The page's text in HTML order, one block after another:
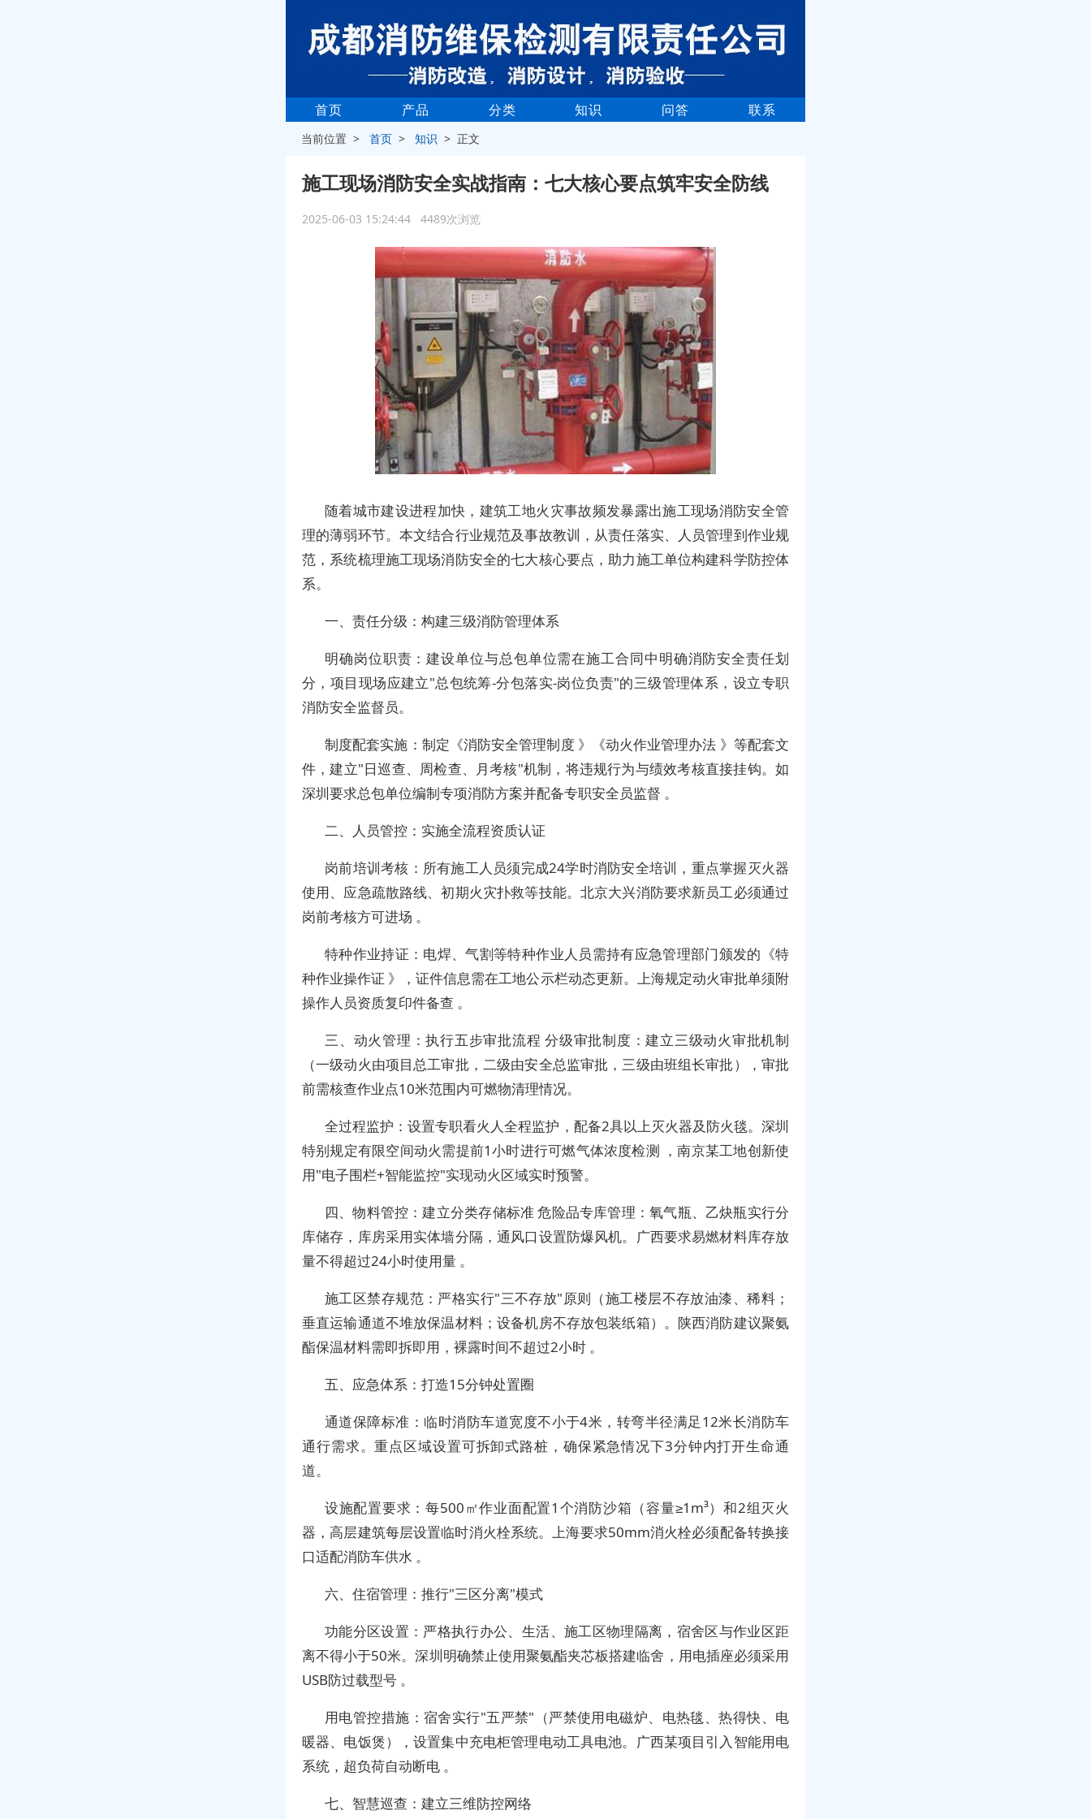
首页 产品 分类 知识 问答 联系
当前位置 >首页 >知识 > 正文
施工现场消防安全实战指南：七大核心要点筑牢安全防线
2025-06-03 15:24:44 4489次浏览
随着城市建设进程加快，建筑工地火灾事故频发暴露出施工现场消防安全管
理的薄弱环节。本文结合行业规范及事故教训，从责任落实、人员管理到作业规
范，系统梳理施工现场消防安全的七大核心要点，助力施工单位构建科学防控体
系。
一、责任分级：构建三级消防管理体系
明确岗位职责：建设单位与总包单位需在施工合同中明确消防安全责任划
分，项目现场应建立"总包统筹-分包落实-岗位负责"的三级管理体系，设立专职
消防安全监督员。
制度配套实施：制定《消防安全管理制度 》《动火作业管理办法 》等配套文
件，建立"日巡查、周检查、月考核"机制，将违规行为与绩效考核直接挂钩。如
深圳要求总包单位编制专项消防方案并配备专职安全员监督 。
二、人员管控：实施全流程资质认证
岗前培训考核：所有施工人员须完成24学时消防安全培训，重点掌握灭火器
使用、应急疏散路线、初期火灾扑救等技能。北京大兴消防要求新员工必须通过
岗前考核方可进场 。
特种作业持证：电焊、气割等特种作业人员需持有应急管理部门颁发的《特
种作业操作证 》，证件信息需在工地公示栏动态更新。上海规定动火审批单须附
操作人员资质复印件备查 。
三、动火管理：执行五步审批流程 分级审批制度：建立三级动火审批机制
（一级动火由项目总工审批，二级由安全总监审批，三级由班组长审批），审批
前需核查作业点10米范围内可燃物清理情况。
全过程监护：设置专职看火人全程监护，配备2具以上灭火器及防火毯。深圳
特别规定有限空间动火需提前1小时进行可燃气体浓度检测 ，南京某工地创新使
用"电子围栏+智能监控"实现动火区域实时预警。
四、物料管控：建立分类存储标准 危险品专库管理：氧气瓶、乙炔瓶实行分
库储存，库房采用实体墙分隔，通风口设置防爆风机。广西要求易燃材料库存放
量不得超过24小时使用量 。
施工区禁存规范：严格实行"三不存放"原则（施工楼层不存放油漆、稀料；
垂直运输通道不堆放保温材料；设备机房不存放包装纸箱）。陕西消防建议聚氨
酯保温材料需即拆即用，裸露时间不超过2小时 。
五、应急体系：打造15分钟处置圈
通道保障标准：临时消防车道宽度不小于4米，转弯半径满足12米长消防车
通行需求。重点区域设置可拆卸式路桩，确保紧急情况下3分钟内打开生命通
道。
设施配置要求：每500㎡作业面配置1个消防沙箱（容量≥1m³）和2组灭火
器，高层建筑每层设置临时消火栓系统。上海要求50mm消火栓必须配备转换接
口适配消防车供水 。
六、住宿管理：推行"三区分离"模式
功能分区设置：严格执行办公、生活、施工区物理隔离，宿舍区与作业区距
离不得小于50米。深圳明确禁止使用聚氨酯夹芯板搭建临舍，用电插座必须采用
USB防过载型号 。
用电管控措施：宿舍实行"五严禁"（严禁使用电磁炉、电热毯、热得快、电
暖器、电饭煲），设置集中充电柜管理电动工具电池。广西某项目引入智能用电
系统，超负荷自动断电 。
七、智慧巡查：建立三维防控网络